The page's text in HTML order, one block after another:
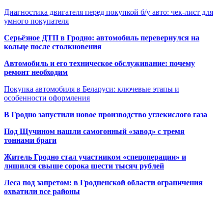
Диагностика двигателя перед покупкой б/у авто: чек-лист для
умного покупателя
Серьёзное ДТП в Гродно: автомобиль перевернулся на
кольце после столкновения
Автомобиль и его техническое обслуживание: почему
ремонт необходим
Покупка автомобиля в Беларуси: ключевые этапы и
особенности оформления
В Гродно запустили новое производство углекислого газа
Под Щучином нашли самогонный «завод» с тремя
тоннами браги
Житель Гродно стал участником «спецоперации» и
лишился свыше сорока шести тысяч рублей
Леса под запретом: в Гродненской области ограничения
охватили все районы